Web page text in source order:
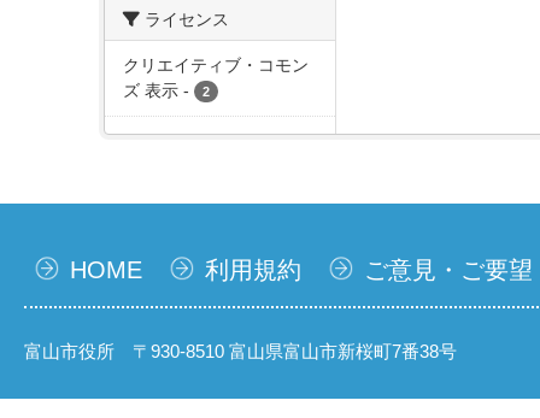
ライセンス
クリエイティブ・コモン
ズ 表示 - 2
HOME 利用規約 ご意見・ご要望
富山市役所 〒930-8510 富山県富山市新桜町7番38号